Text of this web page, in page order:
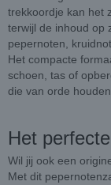
trekkoordje kan het
terwijl de inhoud op
pepernoten,
Het compacte
schoen, tas of
die van orde
Het
Wil jij ook een
Met dit